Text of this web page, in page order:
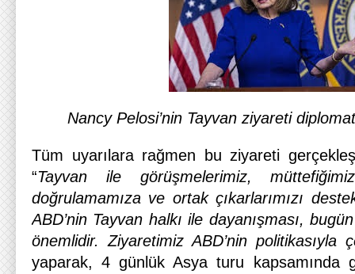
Nancy Pelosi’nin Tayvan ziyareti
Tüm uyarılara rağmen bu ziyareti
“Tayvan ile görüşmelerimiz,
doğrulamamıza ve ortak çıkarlarımızı
ABD’nin Tayvan halkı ile dayanışması,
önemlidir. Ziyaretimiz ABD’nin politikasıyla
yaparak, 4 günlük Asya turu kapsamında